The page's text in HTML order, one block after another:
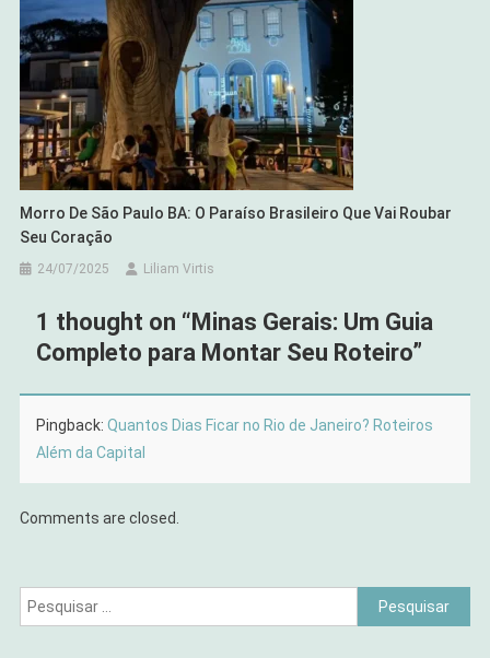
Morro De São Paulo BA: O Paraíso Brasileiro Que Vai Roubar
Seu Coração
24/07/2025 Liliam Virtis
1 thought on “ Minas Gerais: Um Guia
Completo para Montar Seu Roteiro”
Pingback: Quantos Dias Ficar no Rio de Janeiro? Roteiros
Além da Capital
Comments are closed.
Pesquisar
por: